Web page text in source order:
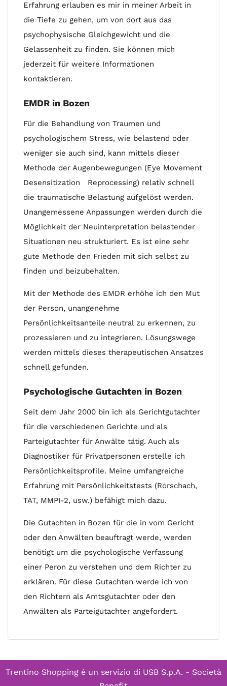
Erfahrung erlauben es mir in meiner Arbeit in
die Tiefe zu gehen, um von dort aus das
psychophysische Gleichgewicht und die
Gelassenheit zu finden. Sie können mich
jederzeit für weitere Informationen
kontaktieren.
EMDR in Bozen
Für die Behandlung von Traumen und
psychologischem Stress, wie belastend oder
weniger sie auch sind, kann mittels dieser
Methode der Augenbewegungen (Eye Movement
Desensitization Reprocessing) relativ schnell
die traumatische Belastung aufgelöst werden.
Unangemessene Anpassungen werden durch die
Möglichkeit der Neuinterpretation belastender
Situationen neu strukturiert. Es ist eine sehr
gute Methode den Frieden mit sich selbst zu
finden und beizubehalten.
Mit der Methode des EMDR erhöhe ich den Mut
der Person, unangenehme
Persönlichkeitsanteile neutral zu erkennen, zu
prozessieren und zu integrieren. Lösungswege
werden mittels dieses therapeutischen Ansatzes
schnell gefunden.
Psychologische Gutachten in Bozen
Seit dem Jahr 2000 bin ich als Gerichtgutachter
für die verschiedenen Gerichte und als
Parteigutachter für Anwälte tätig. Auch als
Diagnostiker für Privatpersonen erstelle ich
Persönlichkeitsprofile. Meine umfangreiche
Erfahrung mit Persönlichkeitstests (Rorschach,
TAT, MMPI-2, usw.) befähigt mich dazu.
Die Gutachten in Bozen für die in vom Gericht
oder den Anwälten beauftragt werde, werden
benötigt um die psychologische Verfassung
einer Peron zu verstehen und dem Richter zu
erklären. Für diese Gutachten werde ich von
den Richtern als Amtsgutachter oder den
Anwälten als Parteigutachter angefordert.
Trentino Shopping è un servizio di USB S.p.A. - Società